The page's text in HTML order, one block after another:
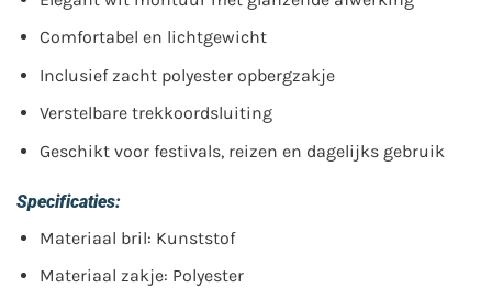
Comfortabel en lichtgewicht
Inclusief zacht polyester opbergzakje
Verstelbare trekkoordsluiting
Geschikt voor festivals, reizen en dagelijks gebruik
Specificaties:
Materiaal bril: Kunststof
Materiaal zakje: Polyester